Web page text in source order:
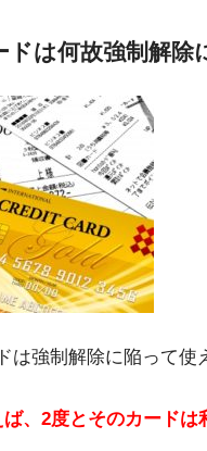
は何故強制解除
は強制解除に陥って使
、2度とそのカードは